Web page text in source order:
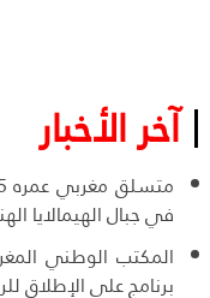
آخر الأخبار
في جبال الهيمالايا
المكتب الوطني
برنامج على الإطلاق